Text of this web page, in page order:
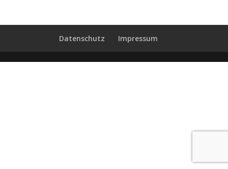
Datenschutz Impressum